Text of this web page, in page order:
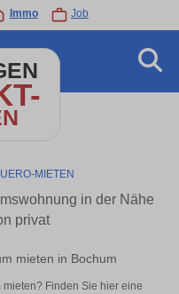
Immo Job
MIETEN
in der Nähe
privat
mieten in Bochum
Finden Sie hier eine